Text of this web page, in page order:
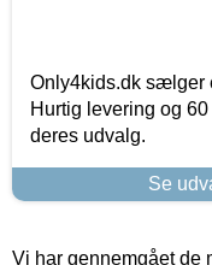
Only4kids.dk sælger
Hurtig levering og
deres udvalg.
Se
Vi har gennemgået de